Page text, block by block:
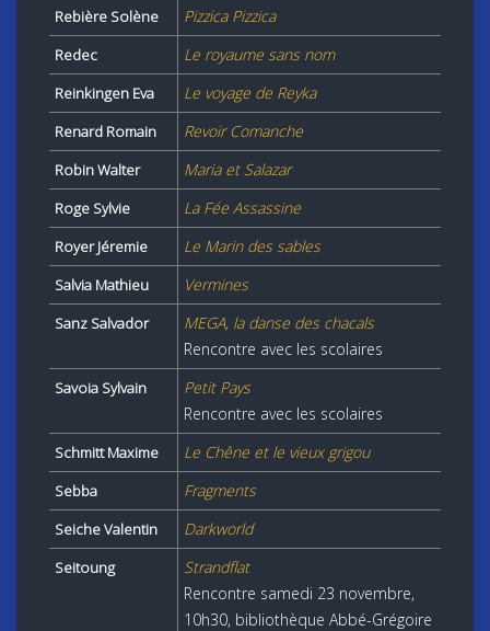
Rebière Solène Pizzica Pizzica
Redec Le royaume sans nom
Reinkingen Eva Le voyage de Reyka
Renard Romain Revoir Comanche
Robin Walter Maria et Salazar
Roge Sylvie La Fée Assassine
Royer Jéremie Le Marin des sables
Salvia Mathieu Vermines
Sanz Salvador
MEGA, la danse des chacals
Rencontre avec les scolaires
Savoia Sylvain
Petit Pays
Rencontre avec les scolaires
Schmitt Maxime Le Chêne et le vieux grigou
Sebba Fragments
Seiche Valentin Darkworld
Seitoung
Strandflat
Rencontre samedi 23 novembre,
10h30, bibliothèque Abbé-Grégoire